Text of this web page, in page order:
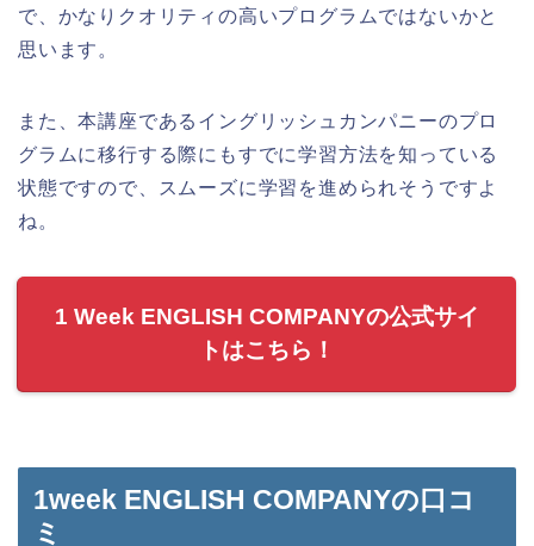
で、かなりクオリティの高いプログラムではないかと
思います。
また、本講座であるイングリッシュカンパニーのプロ
グラムに移行する際にもすでに学習方法を知っている
状態ですので、スムーズに学習を進められそうですよ
ね。
1 Week ENGLISH COMPANYの公式サイ
トはこちら！
1week ENGLISH COMPANYの口コ
ミ